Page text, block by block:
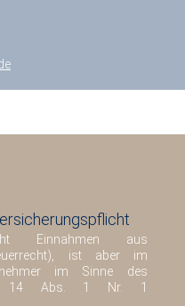
Einnahmen aus
ist aber im
im Sinne des
14 Abs. 1 Nr. 1